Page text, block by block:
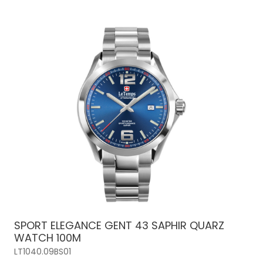
SPORT ELEGANCE GENT 43 SAPHIR QUARZ
WATCH 100M
LT1040.09BS01